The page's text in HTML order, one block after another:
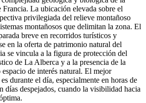
Francia. La ubicación elevada sobre el
privilegiada del relieve montañoso
montañosos que delimitan la zona. El
breve en recorridos turísticos y
en la oferta de patrimonio natural del
se vincula a la figura de protección del
de La Alberca y a la presencia de la
de interés natural. El mejor
durante el día, especialmente en horas de
días despejados, cuando la visibilidad hacia